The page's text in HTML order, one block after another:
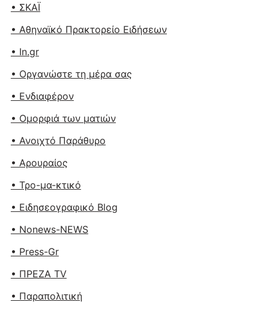
• ΣΚΑΪ
• Αθηναϊκό Πρακτορείο Ειδήσεων
• In.gr
• Οργανώστε τη μέρα σας
• Ενδιαφέρον
• Ομορφιά των ματιών
• Ανοιχτό Παράθυρο
• Αρουραίος
• Τρο-μα-κτικό
• Ειδησεογραφικό Blog
• Nonews-NEWS
• Press-Gr
• ΠΡΕΖΑ TV
• Παραπολιτική